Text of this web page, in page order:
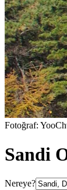
Fotoğraf:
Sandi
Nereye?